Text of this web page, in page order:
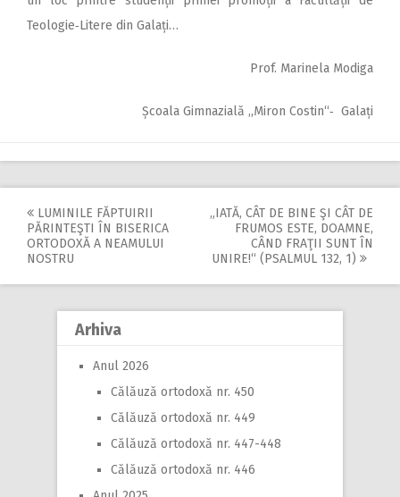
Teologie‑Litere din Galați…
Prof. Marinela Modiga
Școala Gimnazială ,,Miron Costin“‑ Galați
Post
navigation
LUMINILE FĂPTUIRII
PĂRINTEŞTI ÎN BISERICA
ORTODOXĂ A NEAMULUI
NOSTRU
„IATĂ, CÂT DE BINE ŞI CÂT DE
FRUMOS ESTE, DOAMNE,
CÂND FRAŢII SUNT ÎN
UNIRE!“ (PSALMUL 132, 1)
Arhiva
Anul 2026
Călăuză ortodoxă nr. 450
Călăuză ortodoxă nr. 449
Călăuză ortodoxă nr. 447-448
Călăuză ortodoxă nr. 446